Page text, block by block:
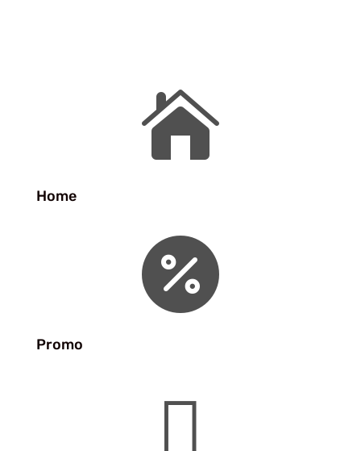

Home

Promo
